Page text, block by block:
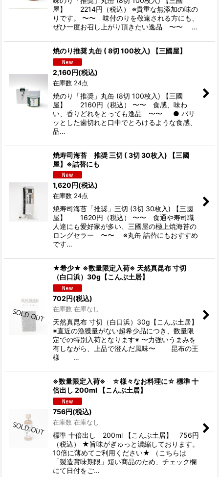
屋】 2214円（税込） ※貴重な無添加の味の
りです。 〜〜 味付のりを敬遠される方にも、
ぜひ一度お召し上がり頂きたい逸品 〜〜 …
焼のり推奨 丸缶 ( 8切 100枚入) 【三國屋】
2,160円(税込)
在庫数 24点
焼のり「推奨」丸缶 (8切 100枚入) 【三國
屋】 2160円（税込） 〜〜 食感、味わ
い、香りどれをとっても逸品 〜〜 ● パリ
ッとした歯切れと口中でとろけるような食感、
品…
焼寿司海苔 推奨 三切 ( 3切 30枚入) 【三國
屋】※詰替にも
1,620円(税込)
在庫数 24点
焼寿司海苔「推奨」三切 (3切 30枚入) 【三國
屋】 1620円（税込） 〜〜 食通や寿司職
人達にも愛好家が多い、三國屋の極上焼海苔の
ロングセラー 〜〜 ※丸缶 詰替にもおすすめ
です…
★希少★ ※数量限定入荷※ 天然真昆布 寸切
（白口浜）30g【こんぶ土居】
702円(税込)
在庫数 在庫なし
天然真昆布 寸切（白口浜）30g【こんぶ土居】
※直近の漁獲量がない超希少品につき、数量限
定での特別入荷となります※ 〜力強いうまみを
有しながら、上品で澄んだ風味〜 昆布の王
様 …
※数量限定入荷※ ☆様々なお料理に☆ 標準 十
倍出し 200ml 【こんぶ土居】
756円(税込)
在庫数 在庫なし
標準 十倍出し 200ml 【こんぶ土居】 756円
（税込） ★旨味がぎゅっと濃縮しております。
10倍に薄めてご利用ください★ （こちらは
「製造賞味期限」短い商品のため、チェック欄
にて日付をご…